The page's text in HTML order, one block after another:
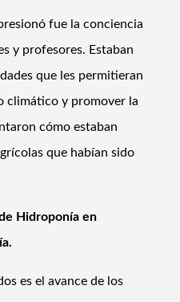
fue la conciencia
y profesores. Estaban
que les permitieran
climático y promover la
cómo estaban
que habían sido
Hidroponía en
es el avance de los